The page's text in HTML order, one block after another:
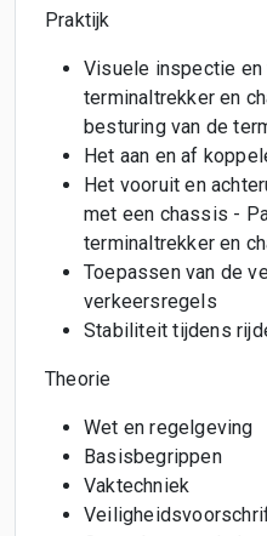
Praktijk
Visuele inspectie
terminaltrekker en
besturing van de
Het aan en af
Het vooruit en
met een chassis -
terminaltrekker en
Toepassen van de
verkeersregels
Stabiliteit tijdens
Theorie
Wet en regelgeving
Basisbegrippen
Vaktechniek